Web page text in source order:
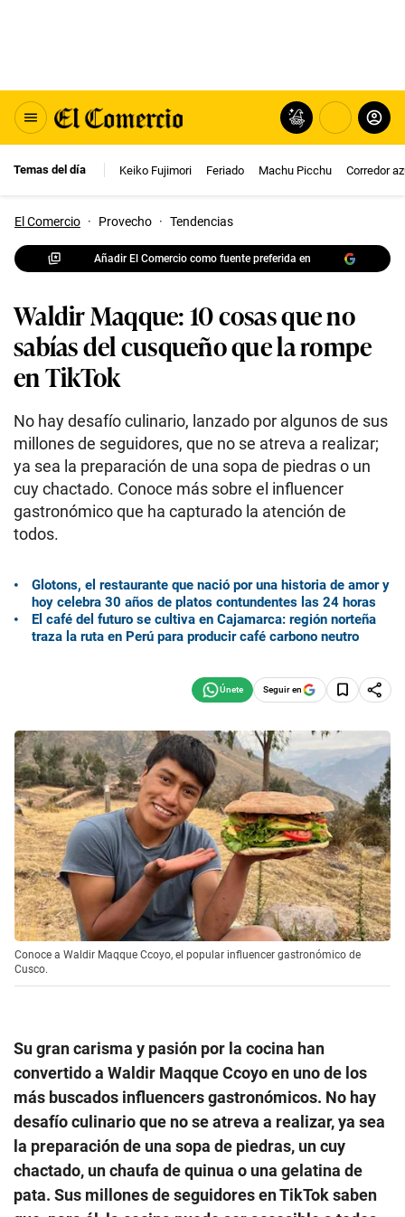
Temas del día Keiko Fujimori Feriado Machu Picchu Corredor
El Comercio · Provecho · Tendencias
Añadir El Comercio como fuente preferida en
Waldir Maqque: 10 cosas que no
sabías del cusqueño que la rompe
en TikTok
No hay desafío culinario, lanzado por algunos de sus
millones de seguidores, que no se atreva a realizar;
ya sea la preparación de una sopa de piedras o un
cuy chactado. Conoce más sobre el influencer
gastronómico que ha capturado la atención de
todos.
Glotons, el restaurante que nació por una historia de amor y
hoy celebra 30 años de platos contundentes las 24 horas
El café del futuro se cultiva en Cajamarca: región norteña
traza la ruta en Perú para producir café carbono neutro
Seguir en
Conoce a Waldir Maqque Ccoyo, el popular influencer gastronómico de
Cusco.
Su gran carisma y pasión por la cocina han
convertido a Waldir Maqque Ccoyo en uno de los
más buscados influencers gastronómicos. No hay
desafío culinario que no se atreva a realizar, ya sea
la preparación de una sopa de piedras, un cuy
chactado, un chaufa de quinua o una gelatina de
pata. Sus millones de seguidores en TikTok saben